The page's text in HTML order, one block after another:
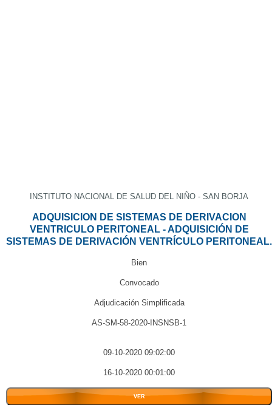
INSTITUTO NACIONAL DE SALUD DEL NIÑO - SAN BORJA
ADQUISICION DE SISTEMAS DE DERIVACION
VENTRICULO PERITONEAL - ADQUISICIÓN DE
SISTEMAS DE DERIVACIÓN VENTRÍCULO PERITONEAL.
Bien
Convocado
Adjudicación Simplificada
AS-SM-58-2020-INSNSB-1
09-10-2020 09:02:00
16-10-2020 00:01:00
VER